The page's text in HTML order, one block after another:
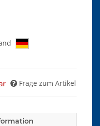
Frage zum Artikel